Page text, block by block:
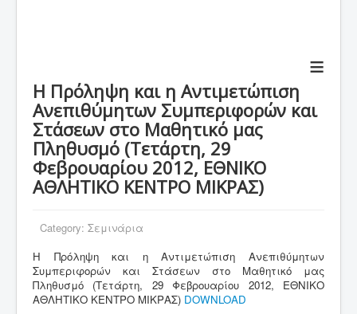
≡
Η Πρόληψη και η Αντιμετώπιση
Ανεπιθύμητων Συμπεριφορών και
Στάσεων στο Μαθητικό μας
Πληθυσμό (Τετάρτη, 29
Φεβρουαρίου 2012, ΕΘΝΙΚΟ
ΑΘΛΗΤΙΚΟ ΚΕΝΤΡΟ ΜΙΚΡΑΣ)
Category: Σεμινάρια
Η Πρόληψη και η Αντιμετώπιση Ανεπιθύμητων
Συμπεριφορών και Στάσεων στο Μαθητικό μας
Πληθυσμό (Τετάρτη, 29 Φεβρουαρίου 2012, ΕΘΝΙΚΟ
ΑΘΛΗΤΙΚΟ ΚΕΝΤΡΟ ΜΙΚΡΑΣ) DOWNLOAD